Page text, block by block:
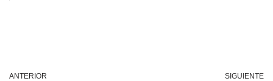
ANTERIOR SIGUIENTE